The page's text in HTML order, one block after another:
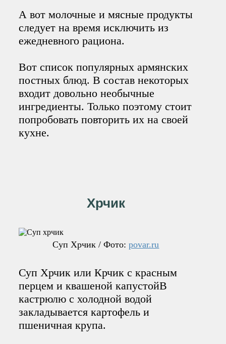
А вот молочные и мясные продукты
следует на время исключить из
ежедневного рациона.
Вот список популярных армянских
постных блюд. В состав некоторых
входит довольно необычные
ингредиенты. Только поэтому стоит
попробовать повторить их на своей
кухне.
Хрчик
Суп Хрчик / Фото:povar.ru
Суп Хрчик или Крчик с красным
перцем и квашеной капустойВ
кастрюлю с холодной водой
закладывается картофель и
пшеничная крупа.